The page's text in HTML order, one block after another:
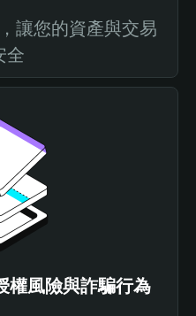
讓您的資產與交易
全
權風險與詐騙行為